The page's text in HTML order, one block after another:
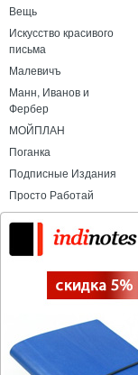
Вещь
Искусство красивого
письма
Малевичъ
Манн, Иванов и
Фербер
МОЙПЛАН
Поганка
Подписные Издания
Просто Работай